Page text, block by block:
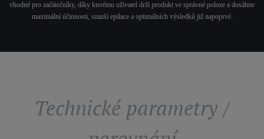
vhodné pro začátečníky, díky kterému uživatel drží produkt ve správné poloze a dosáhne
maximální účinnosti, snazší epilace a optimálních výsledků již napoprvé.
Technické parametry /